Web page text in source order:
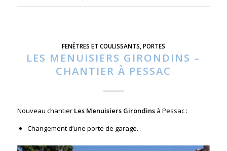
FENÊTRES ET COULISSANTS PORTES
LES MENUISIERS GIRONDINS –
CHANTIER À PESSAC
Nouveau chantier Les Menuisiers Girondinsà Pessac :
Changement d’une porte de garage.